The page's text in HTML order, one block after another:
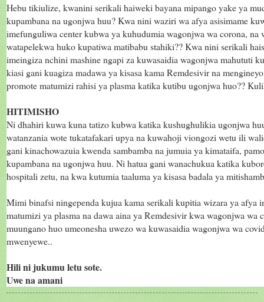
Hebu tikiulize, kwanini serikali haiweki bayana mipango yake ya
kupambana na ugonjwa huu? Kwa nini waziri wa afya asisimame
imefunguliwa center kubwa ya kuhudumia wagonjwa wa corona, na
watapelekwa huko kupatiwa matibabu stahiki?? Kwa nini serikali
imeingiza nchini mashine ngapi za kuwasaidia wagonjwa mahututi
kiasi gani kuagiza madawa ya kisasa kama Remdesivir na
promote matumizi rahisi ya plasma katika kutibu ugonjwa huo??
HITIMISHO
Ni dhahiri kuwa kuna tatizo kubwa katika kushughulikia ugonjwa
watanzania wote tukatafakari upya na kuwahoji viongozi wetu ili
gani kinachowazuia kwenda sambamba na jumuia ya kimataifa,
kupambana na ugonjwa huu. Ni hatua gani wanachukua katika
hospitali zetu, na kwa kutumia taaluma ya kisasa badala ya
Mimi binafsi ningependa kujua kama serikali kupitia wizara ya afya
matumizi ya plasma na dawa aina ya Remdesivir kwa wagonjwa wa
muungano huo umeonesha uwezo wa kuwasaidia wagonjwa wa
mwenyewe..
Hili ni jukumu letu sote.
Uwe na amani